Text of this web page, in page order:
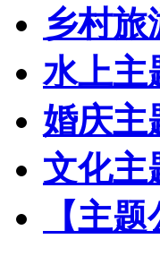
乡村
水上主
婚庆主
文化主
【主